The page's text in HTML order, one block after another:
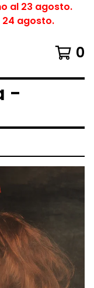
al 23 agosto.
24 agosto.
0
-